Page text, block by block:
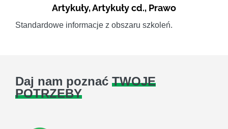
Artykuły,Artykuły cd., Prawo
Standardowe informacje z obszaru szkoleń.
Daj nam poznać TWOJE
POTRZEBY